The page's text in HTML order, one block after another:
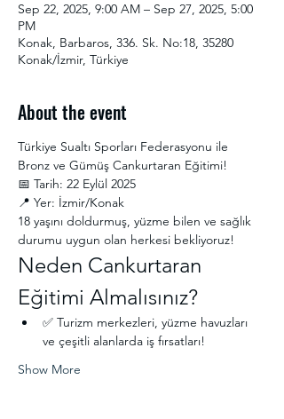
Sep 22, 2025, 9:00 AM – Sep 27, 2025, 5:00
PM
Konak, Barbaros, 336. Sk. No:18, 35280
Konak/İzmir, Türkiye
About the event
Türkiye Sualtı Sporları Federasyonu ile
Bronz ve Gümüş Cankurtaran Eğitimi!
📅 Tarih: 22 Eylül 2025
📍 Yer: İzmir/Konak
18 yaşını doldurmuş, yüzme bilen ve sağlık
durumu uygun olan herkesi bekliyoruz!
Neden Cankurtaran
Eğitimi Almalısınız?
✅ Turizm merkezleri, yüzme havuzları
ve çeşitli alanlarda iş fırsatları!
Show More